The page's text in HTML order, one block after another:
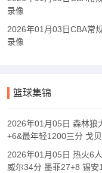
录像
2026年01月03日CBA常
录像
篮球集锦
2026年01月05日 森林狼
+6&最年轻1200三分 戈
2026年01月05日 热火6
威尔34分 墨菲27+8 锡安